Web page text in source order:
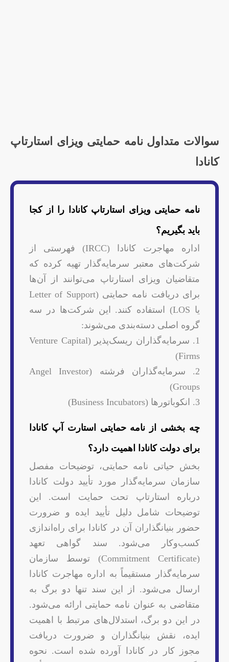
سوالات متداول نامه حمایتی ویزای استارتاپ
کانادا
نامه حمایتی ویزای استارتاپ کانادا را از کجا
باید بگیریم؟
اداره مهاجرت کانادا (IRCC) فهرستی از
شرکت‌های معتبر سرمایه‌گذار تهیه کرده که
متقاضیان ویزای استارتاپ می‌توانند از آن‌ها
برای دریافت نامه حمایتی (Letter of Support
یا LOS) استفاده کنند. این شرکت‌ها در سه
گروه اصلی دسته‌بندی می‌شوند:
1. سرمایه‌گذاران ریسک‌پذیر (Venture Capital
Firms)
2. سرمایه‌گذاران فرشته (Angel Investor
Groups)
3. انکوباتورها (Business Incubators)
چه بخشی از نامه حمایتی استارت آپ کانادا
برای دولت کانادا اهمیت دارد؟
بخش حیاتی نامه حمایتی، توضیحات مفصل
سازمان سرمایه‌گذار مورد تأیید دولت کانادا
درباره استارتاپ تحت حمایت است. این
توضیحات شامل دلیل تأیید ایده و ضرورت
حضور بنیانگذاران آن در کانادا برای راه‌اندازی
کسب‌وکار می‌شود. سند گواهی تعهد
(Commitment Certificate) توسط سازمان
سرمایه‌گذار مستقیماً به اداره مهاجرت کانادا
ارسال می‌شود. از این سند تنها دو برگ به
متقاضی به عنوان نامه حمایتی ارائه می‌شود.
در این دو برگ، استدلال‌های مرتبط با اهمیت
ایده، نقش بنیانگذاران و ضرورت دریافت
مجوز کار در کانادا آورده شده است. نحوه